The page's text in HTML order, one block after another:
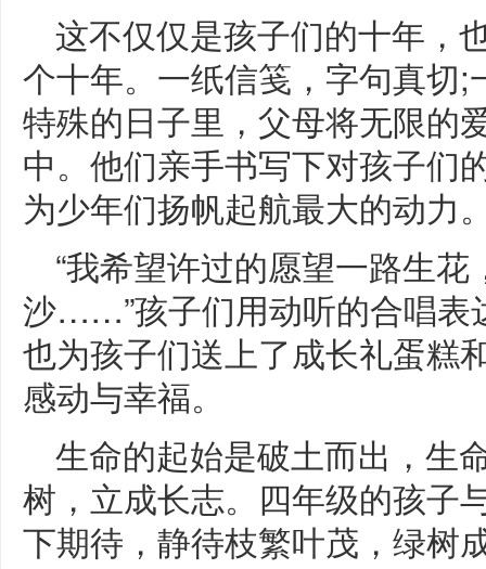
这不仅仅是孩子们的十年，
个十年。一纸信笺，字句真切
特殊的日子里，父母将无限的
中。他们亲手书写下对孩子们
为少年们扬帆起航最大的动力
“我希望许过的愿望一路生
沙……”孩子们用动听的合唱表
也为孩子们送上了成长礼蛋糕
感动与幸福。
生命的起始是破土而出，生
树，立成长志。四年级的孩子
下期待，静待枝繁叶茂，绿树